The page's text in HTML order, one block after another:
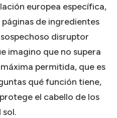
europea específica,
de ingredientes
disruptor
imagino que no supera
permitida, que es
qué función tiene,
el cabello de los